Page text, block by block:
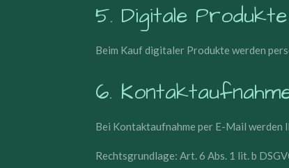
5. Digitale Produkte
Beim Kauf digitaler Produkte werden
6.
Bei Kontaktaufnahme per E-Mail werden
Rechtsgrundlage: Art. 6 Abs. 1 lit. b